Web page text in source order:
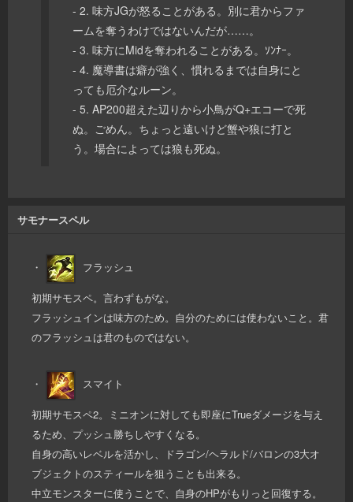
- 2. 味方JGが怒ることがある。別に君からファ
ームを奪うわけではないんだが……。
- 3. 味方にMidを奪われることがある。ｿﾝﾅｰ。
- 4. 魔導書は癖が強く、慣れるまでは自身にと
っても厄介なルーン。
- 5. AP200超えた辺りから小鳥がQ+エコーで死
ぬ。ごめん。ちょっと遠いけど蟹や狼に打と
う。場合によっては狼も死ぬ。
サモナースペル
・ フラッシュ
初期サモスペ。言わずもがな。
フラッシュインは味方のため。自分のためには使わないこと。君
のフラッシュは君のものではない。
・ スマイト
初期サモスペ2。ミニオンに対しても即座にTrueダメージを与え
るため、プッシュ勝ちしやすくなる。
自身の高いレベルを活かし、ドラゴン/ヘラルド/バロンの3大オ
ブジェクトのスティールを狙うことも出来る。
中立モンスターに使うことで、自身のHPがもりっと回復する。